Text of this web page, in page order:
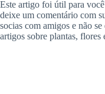
Este artigo foi útil para
deixe um comentário com
socias com amigos e não
artigos sobre plantas, flores